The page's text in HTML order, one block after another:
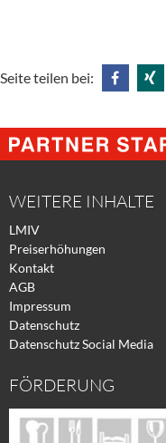
Seite teilen bei:
@
Facebook
@
Xing
WEITERE INHALTE
LMIV
Preiserhöhungen
Kontakt
AGB
Impressum
Datenschutz
Datenschutz Social Media
FÖRDERUNG